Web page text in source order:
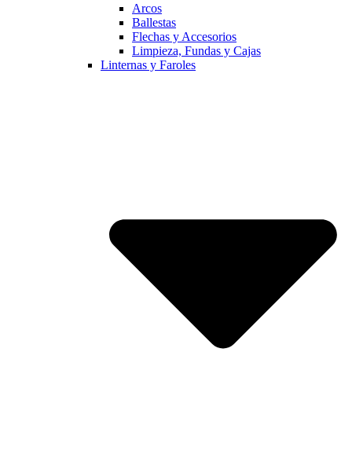
Arcos
Ballestas
Flechas y Accesorios
Limpieza, Fundas y Cajas
Linternas y Faroles